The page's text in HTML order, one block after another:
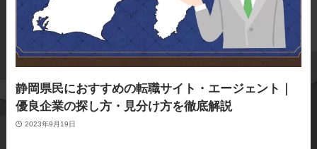
静岡県民におすすめの転職サイト・エージェント｜
優良企業の探し方・見分け方を徹底解説
2023年9月19日